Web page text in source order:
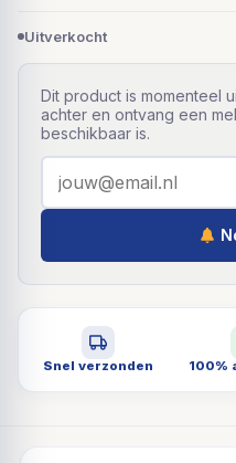
Uitverkocht
Dit product is momenteel
achter en ontvang een
beschikbaar is.
Snel verzonden 100%